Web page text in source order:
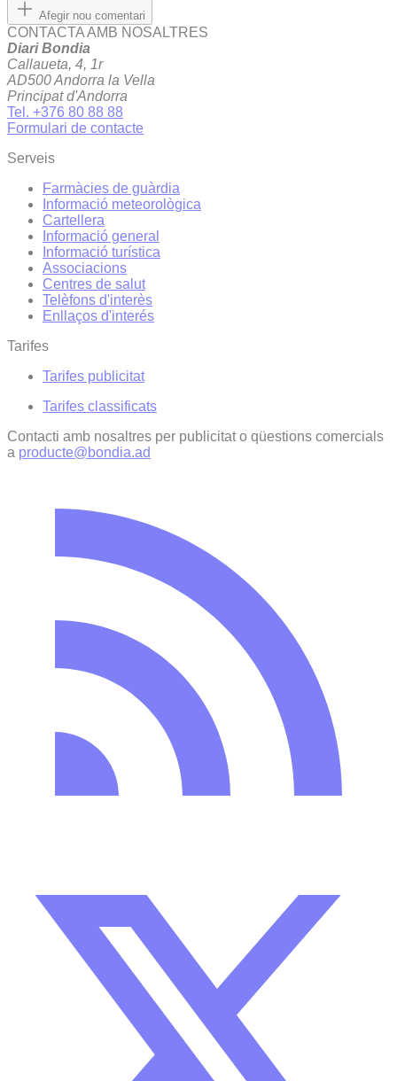
Afegir nou comentari
CONTACTA AMB NOSALTRES
Diari Bondia
Callaueta, 4, 1r
AD500 Andorra la Vella
Principat d'Andorra
Tel. +376 80 88 88
Formulari de contacte
Serveis
Farmàcies de guàrdia
Informació meteorològica
Cartellera
Informació general
Informació turística
Associacions
Centres de salut
Telèfons d'interès
Enllaços d'interés
Tarifes
Tarifes publicitat
Tarifes classificats
Contacti amb nosaltres per publicitat o qüestions comercials
a producte@bondia.ad